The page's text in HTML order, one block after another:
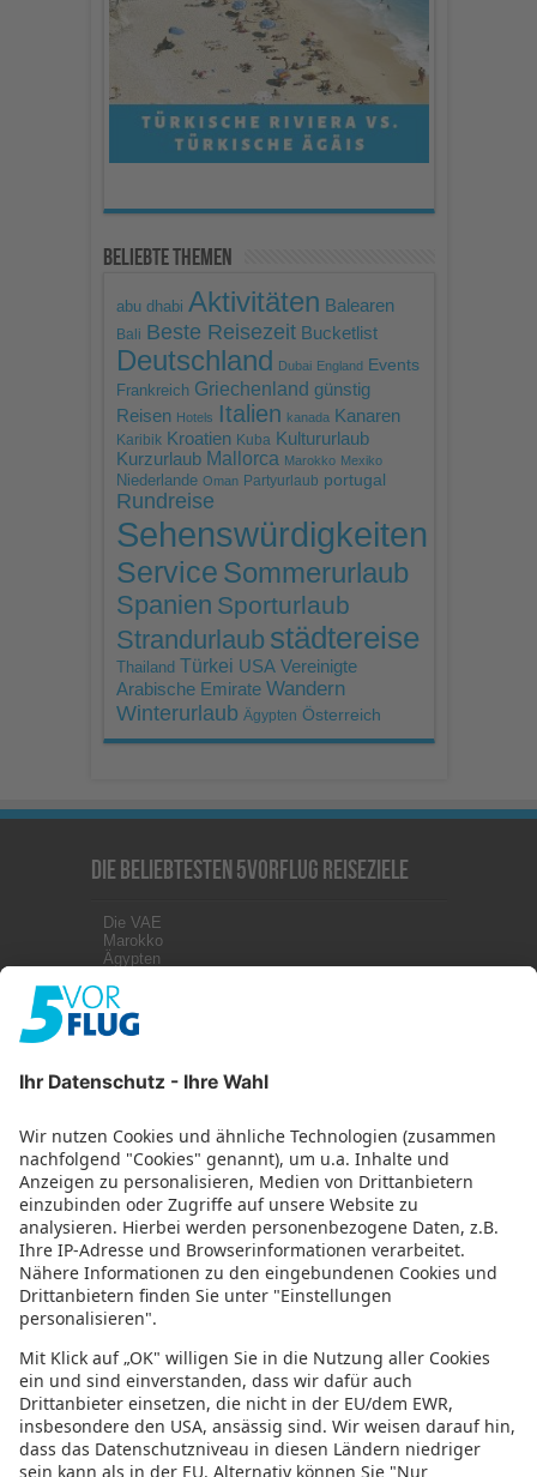
powered byUsercentrics
Consent Management
Platform
Beliebte Themen
abu dhabi Aktivitäten Balearen
Bali Beste Reisezeit Bucketlist
Deutschland Dubai England Events
Frankreich Griechenland günstig
Reisen Hotels Italien kanada Kanaren
Karibik Kroatien Kuba Kultururlaub
Kurzurlaub Mallorca Marokko Mexiko
Niederlande Oman Partyurlaub portugal
Rundreise
Sehenswürdigkeiten
Service Sommerurlaub
Spanien Sporturlaub
Strandurlaub städtereise
Thailand Türkei USA Vereinigte
Arabische Emirate Wandern
Winterurlaub Ägypten Österreich
Die beliebtesten 5vorFlug Reiseziele
Die VAE
Marokko
Ägypten
Malta
Griechenland
Zypern
Impressum
Datenschutz
Datenschutzeinstellungen
Abonniere uns mit RSS
Top 9 Djerba Strände und
orientalischer Zauber 27. Juni 2023
Urlaubsguru
Die 6 schönsten Strände Hollands: Eine
Küste voller Möglichkeiten 20. Juni 2023
Urlaubsguru